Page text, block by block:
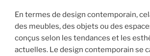
En termes de design contemporain,
des meubles, des objets ou des
conçus selon les tendances et les
actuelles. Le design contemporain se